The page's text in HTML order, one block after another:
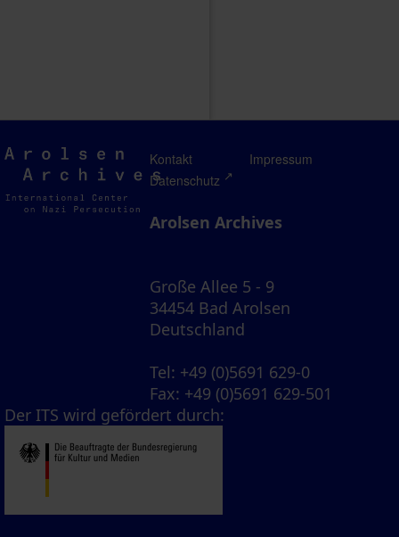
Arolsen
Archives
Kontakt
Impressum
Datenschutz
Arolsen Archives
Große Allee 5 - 9
34454 Bad Arolsen
Deutschland
Tel: +49 (0)5691 629-0
Fax: +49 (0)5691 629-501
Der ITS wird gefördert durch: